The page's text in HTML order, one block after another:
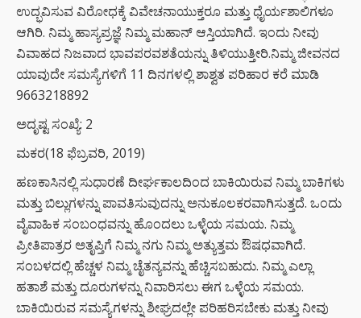
ಉದ್ಭವಿಸುವ ವಿರೋಧಕ್ಕೆ ವಿವೇಚನಾಯುಕ್ತರೂ ಮತ್ತು ಧೈರ್ಯಶಾಲಿಗಳೂ
ಆಗಿರಿ. ನಿಮ್ಮ ಹಾಸ್ಯಪ್ರಜ್ಞೆ ನಿಮ್ಮ ಮಹಾನ್ ಆಸ್ತಿಯಾಗಿದೆ. ಇಂದು ನೀವು
ವಿವಾಹದ ನಿಜವಾದ ಭಾವಪರವಶತೆಯನ್ನು ತಿಳಿಯುತ್ತೀರಿ.ನಿಮ್ಮ ಜೀವನದ
ಯಾವುದೇ ಸಮಸ್ಯೆಗಳಿಗೆ 11 ದಿನಗಳಲ್ಲಿ ಶಾಶ್ವತ ಪರಿಹಾರ ಕರೆ ಮಾಡಿ
9663218892
ಅದೃಷ್ಟ ಸಂಖ್ಯೆ: 2
ಮಕರ(18 ಫೆಬ್ರವರಿ, 2019)
ಹಣಕಾಸಿನಲ್ಲಿ ಸುಧಾರಣೆ ದೀರ್ಘಕಾಲದಿಂದ ಬಾಕಿಯಿರುವ ನಿಮ್ಮ ಬಾಕಿಗಳು
ಮತ್ತು ಬಿಲ್ಲುಗಳನ್ನು ಪಾವತಿಸುವುದನ್ನು ಅನುಕೂಲಕರವಾಗಿಸುತ್ತದೆ. ಒಂದು
ವೈವಾಹಿಕ ಸಂಬಂಧವನ್ನು ಹೊಂದಲು ಒಳ್ಳೆಯ ಸಮಯ. ನಿಮ್ಮ
ಪ್ರೀತಿಪಾತ್ರರ ಅತೃಪ್ತಿಗೆ ನಿಮ್ಮ ನಗು ನಿಮ್ಮ ಅತ್ಯುತ್ತಮ ಔಷಧವಾಗಿದೆ.
ಸಂಬಳದಲ್ಲಿ ಹೆಚ್ಚಳ ನಿಮ್ಮ ಚೈತನ್ಯವನ್ನು ಹೆಚ್ಚಿಸಬಹುದು. ನಿಮ್ಮ ಎಲ್ಲಾ
ಹತಾಶೆ ಮತ್ತು ದೂರುಗಳನ್ನು ನಿವಾರಿಸಲು ಈಗ ಒಳ್ಳೆಯ ಸಮಯ.
ಬಾಕಿಯಿರುವ ಸಮಸ್ಯೆಗಳನ್ನು ಶೀಘ್ರದಲ್ಲೇ ಪರಿಹರಿಸಬೇಕು ಮತ್ತು ನೀವು